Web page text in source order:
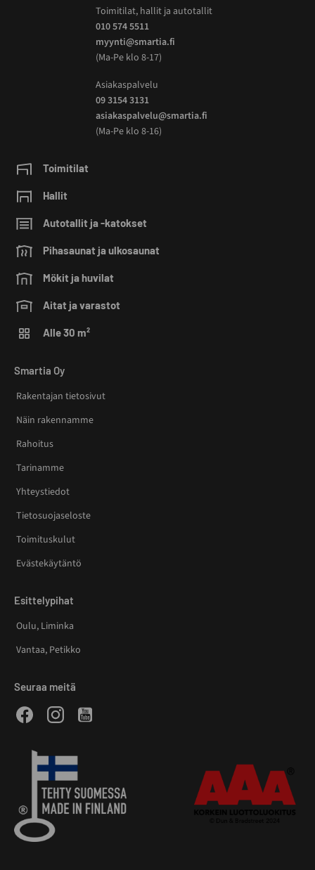
Toimitilat, hallit ja autotallit
010 574 5511
myynti@smartia.fi
(Ma-Pe klo 8-17)
Asiakaspalvelu
09 3154 3131
asiakaspalvelu@smartia.fi
(Ma-Pe klo 8-16)
Toimitilat
Hallit
Autotallit ja -katokset
Pihasaunat ja ulkosaunat
Mökit ja huvilat
Aitat ja varastot
Alle 30 m²
Smartia Oy
Rakentajan tietosivut
Näin rakennamme
Rahoitus
Tarinamme
Yhteystiedot
Tietosuojaseloste
Toimituskulut
Evästekäytäntö
Esittelypihat
Oulu, Liminka
Vantaa, Petikko
Seuraa meitä
FacebookInstagramYoutube